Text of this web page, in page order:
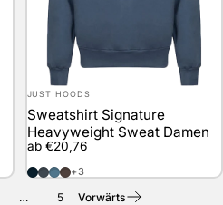
Anbieter:
JUST HOODS
Sweatshirt Signature
Heavyweight Sweat Damen
ab €20,76
New French Navy
Solid Charcoal
Airforce Blue
Espresso
+3
… 5 Vorwärts